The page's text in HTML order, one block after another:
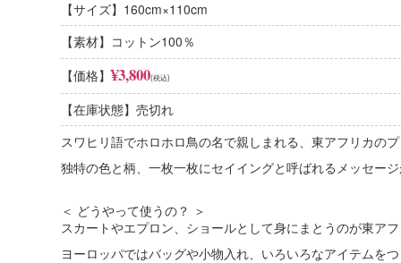
【サイズ】160cm×110cm
【素材】コットン100％
コットン100%
肌触りのよさ、安心感
コットンは繊維の中で「肌触りのよさ」に優れています。デリケ
です。吸水性に優れていて、夏は涼しく冬には暖かいという特徴が
綿×ポリエステル混紡
扱いやすさ、機能的
【価格】¥3,800(税込)
【在庫状態】売切れ
スワヒリ語でホロホロ鳥の名で親しまれる、東アフリカの
独特の色と柄、一枚一枚にセイイングと呼ばれるメッセー
＜ どうやって使うの？ ＞
スカートやエプロン、ショールとして身にまとうのが東ア
ヨーロッパではバッグや小物入れ、いろいろなアイテムを